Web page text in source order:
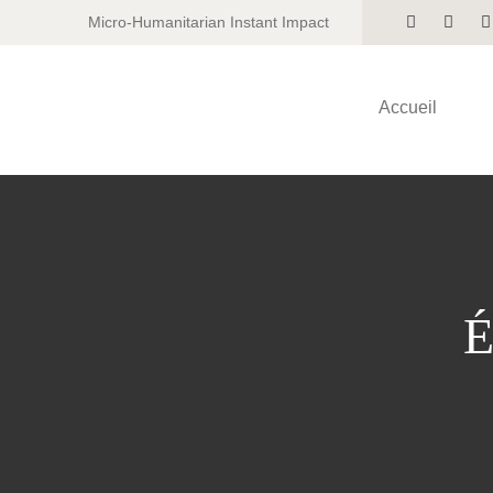
Micro-Humanitarian Instant Impact
Accueil